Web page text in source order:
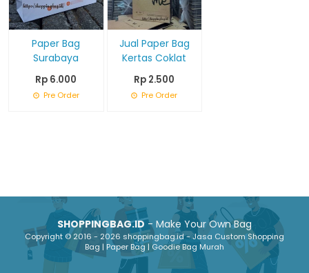
Paper Bag
Surabaya
Rp 6.000
Pre Order
Jual Paper Bag
Kertas Coklat
Rp 2.500
Pre Order
SHOPPINGBAG.ID- Make Your Own Bag
Copyright © 2016 - 2026 shoppingbag.id - Jasa Custom Shopping
Bag | Paper Bag | Goodie Bag Murah